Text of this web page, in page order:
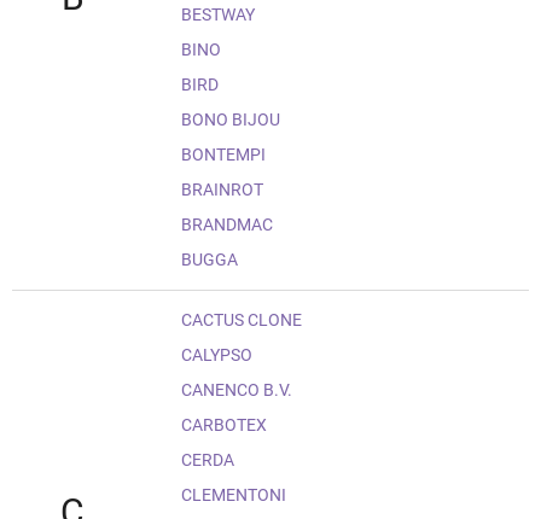
BESTWAY
BINO
BIRD
BONO BIJOU
BONTEMPI
BRAINROT
BRANDMAC
BUGGA
CACTUS CLONE
CALYPSO
CANENCO B.V.
CARBOTEX
CERDA
CLEMENTONI